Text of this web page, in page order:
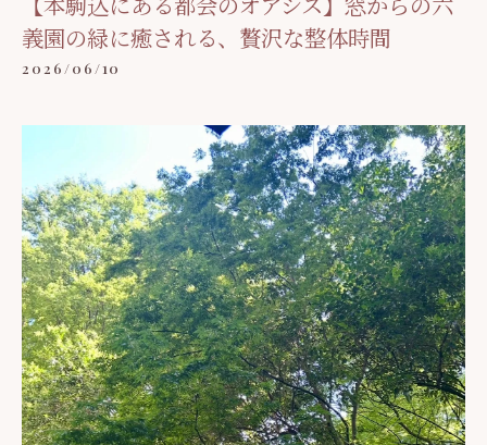
義園の緑に癒される、贅沢な整体時間
2026/06/10